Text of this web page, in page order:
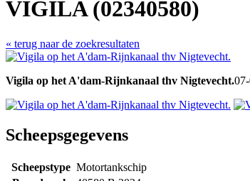
VIGILA (02340580)
« terug naar de zoekresultaten
Vigila op het A'dam-Rijnkanaal thv Nigtevecht.
Scheepsgegevens
Scheepstype Motortankschip